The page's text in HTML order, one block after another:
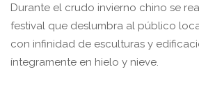
Durante el crudo invierno chino se
festival que deslumbra al público
con infinidad de esculturas y
íntegramente en hielo y nieve.